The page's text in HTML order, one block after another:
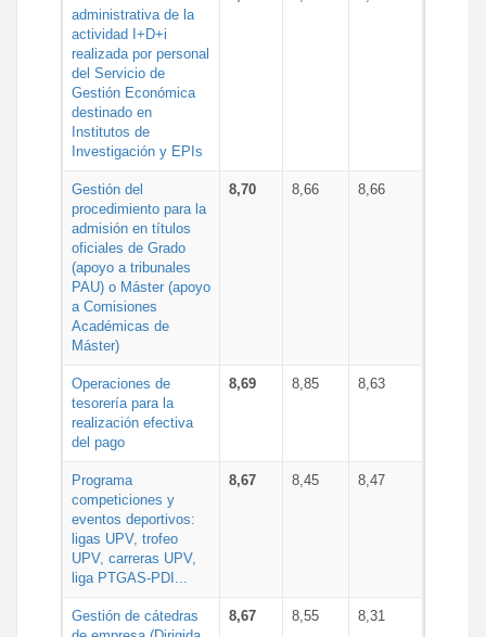
administrativa de la
actividad I+D+i
realizada por personal
del Servicio de
Gestión Económica
destinado en
Institutos de
Investigación y EPIs
Gestión del
procedimiento para la
admisión en títulos
oficiales de Grado
(apoyo a tribunales
PAU) o Máster (apoyo
a Comisiones
Académicas de
Máster)
8,70 8,66 8,66
Operaciones de
tesorería para la
realización efectiva
del pago
8,69 8,85 8,63
Programa
competiciones y
eventos deportivos:
ligas UPV, trofeo
UPV, carreras UPV,
liga PTGAS-PDI...
8,67 8,45 8,47
Gestión de cátedras
8,67 8,55 8,31